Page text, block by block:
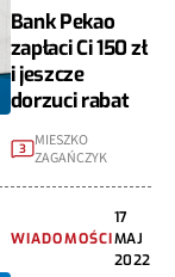
Bank Pekao
zapłaci Ci 150 zł
i jeszcze
dorzuci rabat
3 MIESZKO
ZAGAŃCZYK
WIADOMOŚCI
17
MAJ
2022